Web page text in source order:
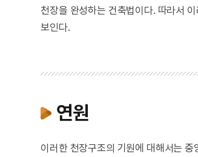
천장을 완성하는 건축법이다. 따라서
보인다.
연원
이러한 천장구조의 기원에 대해서는